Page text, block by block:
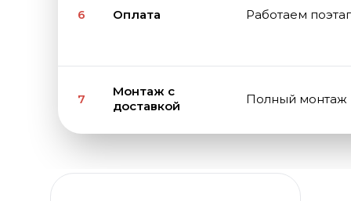
6
7
Работаем
Полный монтаж
Оплата
Монтаж с
доставкой